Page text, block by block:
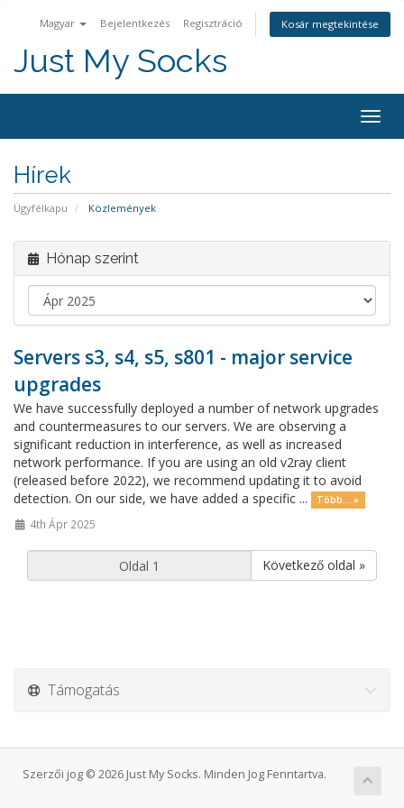
Magyar Bejelentkezés Regisztráció Kosár megtekintése
Just My Socks
Hírek
Ügyfélkapu Közlemények
Hónap szerint
Servers s3, s4, s5, s801 - major service
upgrades
We have successfully deployed a number of network upgrades
and countermeasures to our servers. We are observing a
significant reduction in interference, as well as increased
network performance. If you are using an old v2ray client
(released before 2022), we recommend updating it to avoid
detection. On our side, we have added a specific ...
Több... »
4th Ápr 2025
Következő oldal »
Támogatás
Szerzői jog © 2026 Just My Socks. Minden Jog Fenntartva.